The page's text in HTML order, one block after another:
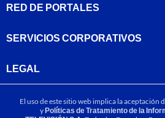
RED DE PORTALES
SERVICIOS CORPORATIVOS
LEGAL
El uso de este sitio web implica la aceptación
yPolíticas de Tratamiento de la